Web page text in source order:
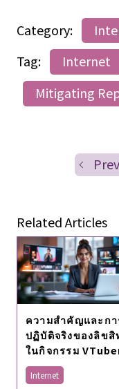
Category:
Tag:
Internet
Mitigating
Related Articles
ความสําคัญและกา
ปฏิบัติจริงของลิขสิ
ในกิจกรรม
Internet